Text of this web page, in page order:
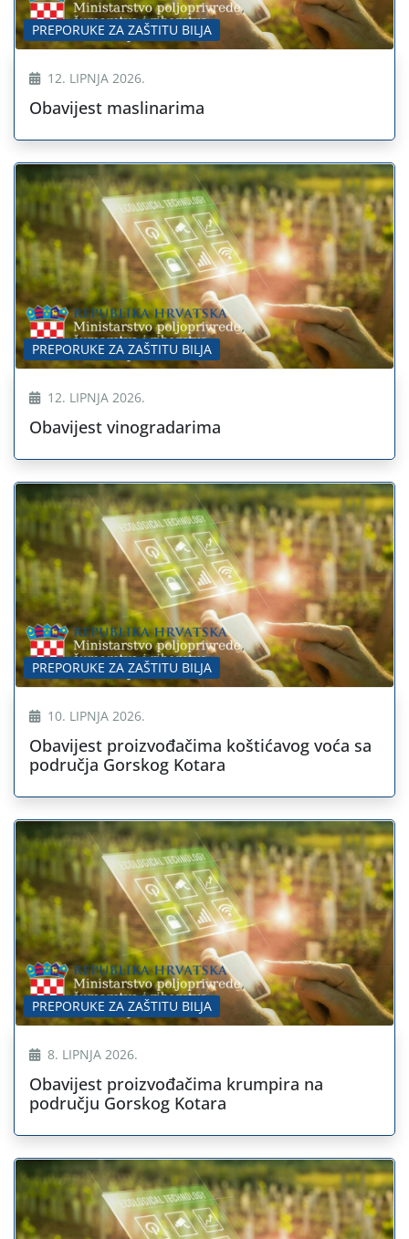
PREPORUKE ZA ZAŠTITU BILJA
12. LIPNJA 2026.
Obavijest maslinarima
PREPORUKE ZA ZAŠTITU BILJA
12. LIPNJA 2026.
Obavijest vinogradarima
PREPORUKE ZA ZAŠTITU BILJA
10. LIPNJA 2026.
Obavijest proizvođačima koštićavog voća sa
područja Gorskog Kotara
PREPORUKE ZA ZAŠTITU BILJA
8. LIPNJA 2026.
Obavijest proizvođačima krumpira na
području Gorskog Kotara